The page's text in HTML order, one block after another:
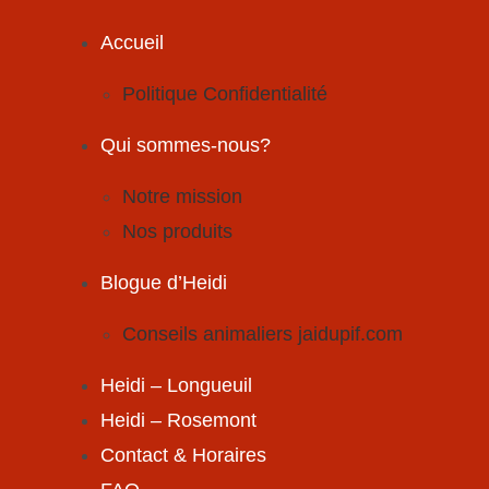
Accueil
Politique Confidentialité
Qui sommes-nous?
Notre mission
Nos produits
Blogue d’Heidi
Conseils animaliers jaidupif.com
Heidi – Longueuil
Heidi – Rosemont
Contact & Horaires